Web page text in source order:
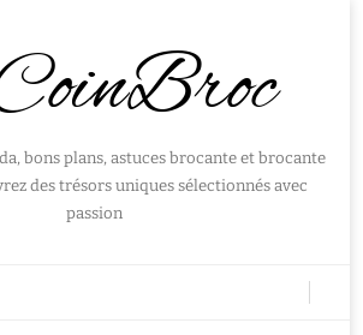
bons plans, astuces brocante et brocante
des trésors uniques sélectionnés avec
passion